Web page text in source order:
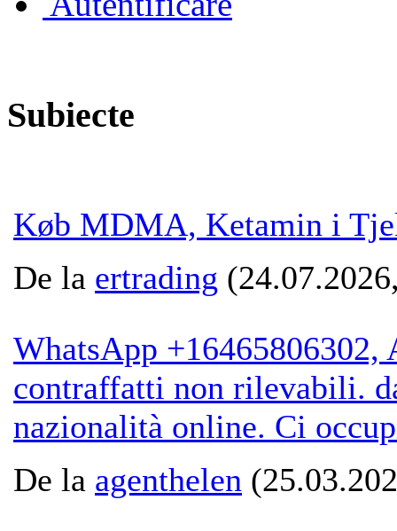
Subiecte
Køb MDMA, Ketamin i
De la ertrading
WhatsApp +16465806302,
contraffatti non rilevabili.
nazionalità online. Ci
De la agenthelen